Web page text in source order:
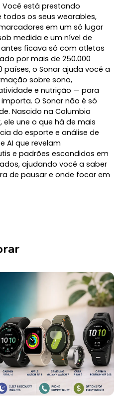
está prestando
todos os seus wearables,
em um só lugar
medida e um nível de
ficava só com atletas
por mais de 250.000
países, o Sonar ajuda você a
sobre sono,
e nutrição — para
O Sonar não é só
Nascido na Columbia
ele une o que há de mais
do esporte e análise de
AI que revelam
e padrões escondidos em
ajudando você a saber
de pausar e onde focar em